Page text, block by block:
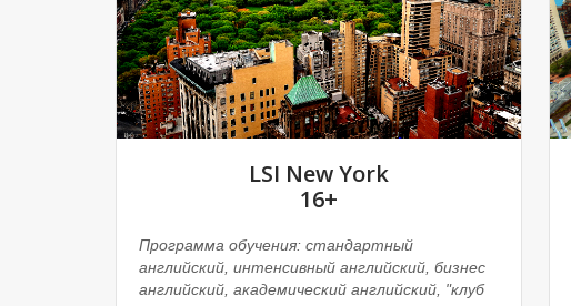
LSI New York
16+
Программа обучения: стандартный
английский, интенсивный английский, бизнес
английский, академический английский, "клуб